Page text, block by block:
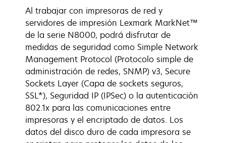
Al trabajar con impresoras de red y
servidores de impresión Lexmark MarkNet™
de la serie N8000, podrá disfrutar de
medidas de seguridad como Simple Network
Management Protocol (Protocolo simple de
administración de redes, SNMP) v3, Secure
Sockets Layer (Capa de sockets seguros,
SSL*), Seguridad IP (IPSec) o la autenticación
802.1x para las comunicaciones entre
impresoras y el encriptado de datos. Los
datos del disco duro de cada impresora se